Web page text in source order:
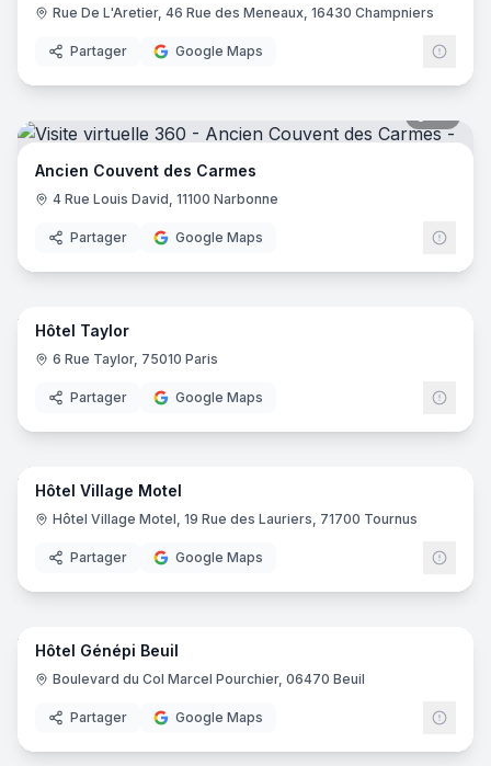
Rue De L'Aretier, 46 Rue des Meneaux, 16430 Champniers
Partager Google Maps
Ancien Couvent des Carmes
4 Rue Louis David, 11100 Narbonne
Partager Google Maps
25
Hôtel Taylor
6 Rue Taylor, 75010 Paris
Partager Google Maps
29
Hôtel Village Motel
Hôtel Village Motel, 19 Rue des Lauriers, 71700 Tournus
Partager Google Maps
24
Hôtel Génépi Beuil
Boulevard du Col Marcel Pourchier, 06470 Beuil
Partager Google Maps